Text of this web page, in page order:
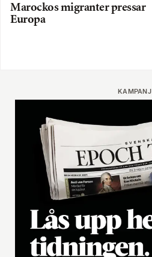
Marockos migranter pressar
Europa
KAMPANJ